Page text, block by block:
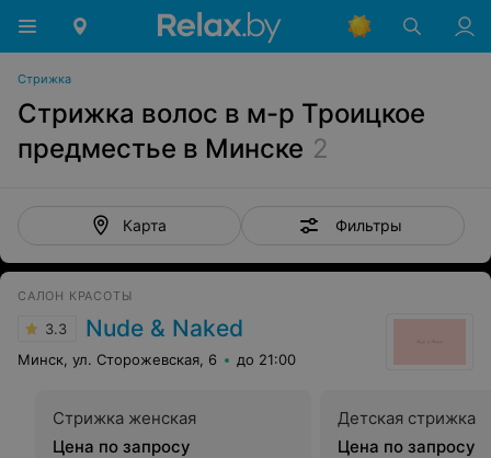
Стрижка
Стрижка волос в м-р Троицкое
предместье в Минске 2
Карта Фильтры
САЛОН КРАСОТЫ
3.3 Nude & Naked
Минск, ул. Сторожевская, 6 до 21:00
Стрижка женская
Цена по запросу
Детская стрижка
Цена по запросу